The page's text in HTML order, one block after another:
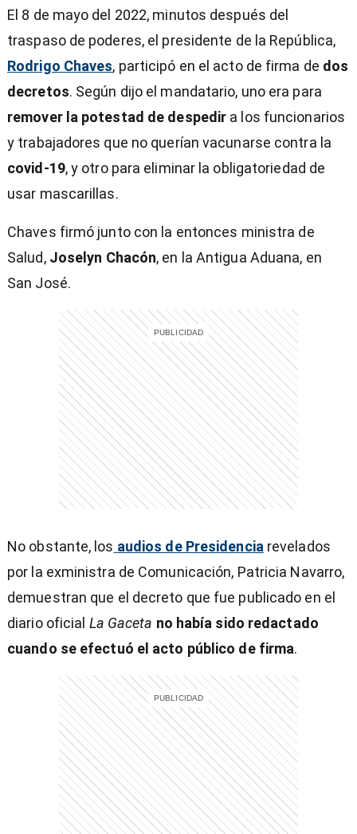
El 8 de mayo del 2022, minutos después del
traspaso de poderes, el presidente de la República,
Rodrigo Chaves, participó en el acto de firma de dos
decretos. Según dijo el mandatario, uno era para
remover la potestad de despedir a los funcionarios
y trabajadores que no querían vacunarse contra la
covid-19, y otro para eliminar la obligatoriedad de
usar mascarillas.
Chaves firmó junto con la entonces ministra de
Salud, Joselyn Chacón, en la Antigua Aduana, en
San José.
No obstante, los audios de Presidencia revelados
por la exministra de Comunicación, Patricia Navarro,
demuestran que el decreto que fue publicado en el
diario oficial La Gaceta no había sido redactado
cuando se efectuó el acto público de firma.